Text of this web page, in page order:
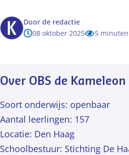
Door de redactie
08 oktober 2025
5
Over OBS de Kameleon
Soort onderwijs: openbaar
Aantal leerlingen: 157
Locatie: Den Haag
Schoolbestuur: Stichting De